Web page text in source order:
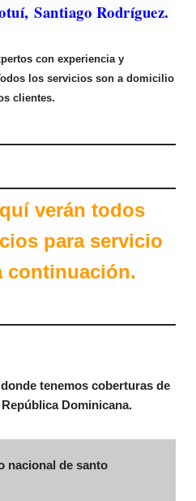
Santiago Rodríguez.
con experiencia y
los servicios son a domicilio
clientes.
verán todos
para servicio
continuación.
tenemos coberturas de
Dominicana.
nacional de santo